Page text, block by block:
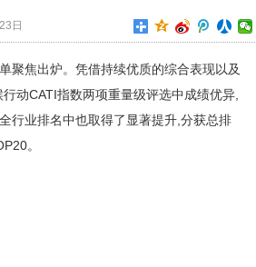
日
聚焦出炉。凭借持续优质的综合表现以及
动CATI指数两项重量级评选中成绩优异,
行业排名中也取得了显著提升,分获总排
。